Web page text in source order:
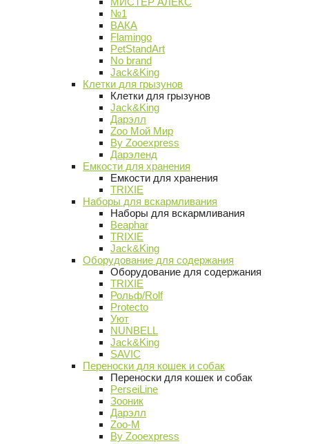
№1
ВАКА
Flamingo
PetStandArt
No brand
Jack&King
Клетки для грызунов
Клетки для грызунов
Jack&King
Дарэлл
Zoo Мой Мир
By Zooexpress
Дарэленд
Емкости для хранения
Емкости для хранения
TRIXIE
Наборы для вскармливания
Наборы для вскармливания
Beaphar
TRIXIE
Jack&King
Оборудование для содержания
Оборудование для содержания
TRIXIE
Рольф/Rolf
Protecto
Уют
NUNBELL
Jack&King
SAVIC
Переноски для кошек и собак
Переноски для кошек и собак
PerseiLine
Зооник
Дарэлл
Zoo-M
By Zooexpress